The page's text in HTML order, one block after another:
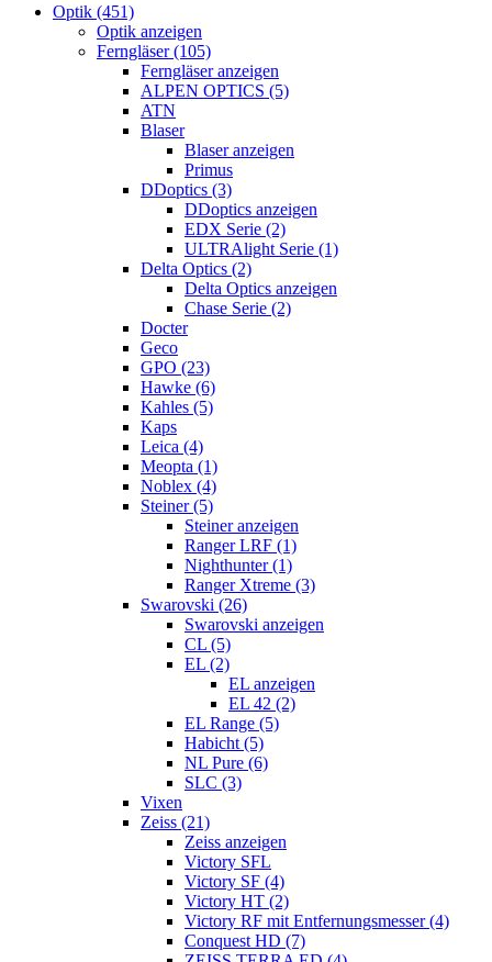
Optik (451)
Optik anzeigen
Ferngläser (105)
Ferngläser anzeigen
ALPEN OPTICS (5)
ATN
Blaser
Blaser anzeigen
Primus
DDoptics (3)
DDoptics anzeigen
EDX Serie (2)
ULTRAlight Serie (1)
Delta Optics (2)
Delta Optics anzeigen
Chase Serie (2)
Docter
Geco
GPO (23)
Hawke (6)
Kahles (5)
Kaps
Leica (4)
Meopta (1)
Noblex (4)
Steiner (5)
Steiner anzeigen
Ranger LRF (1)
Nighthunter (1)
Ranger Xtreme (3)
Swarovski (26)
Swarovski anzeigen
CL (5)
EL (2)
EL anzeigen
EL 42 (2)
EL Range (5)
Habicht (5)
NL Pure (6)
SLC (3)
Vixen
Zeiss (21)
Zeiss anzeigen
Victory SFL
Victory SF (4)
Victory HT (2)
Victory RF mit Entfernungsmesser (4)
Conquest HD (7)